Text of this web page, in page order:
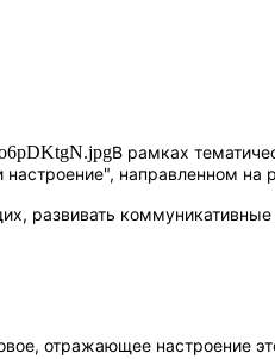
В рамках
направленном на
развивать
отражающее настроение